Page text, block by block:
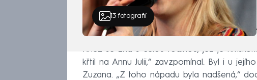
13 fotografií
Kněz se zná s celou rodinou, jež je
křtil na Annu Julii,“ zavzpomínal. Byl i u
Zuzana. „Z toho nápadu byla nadšená,“